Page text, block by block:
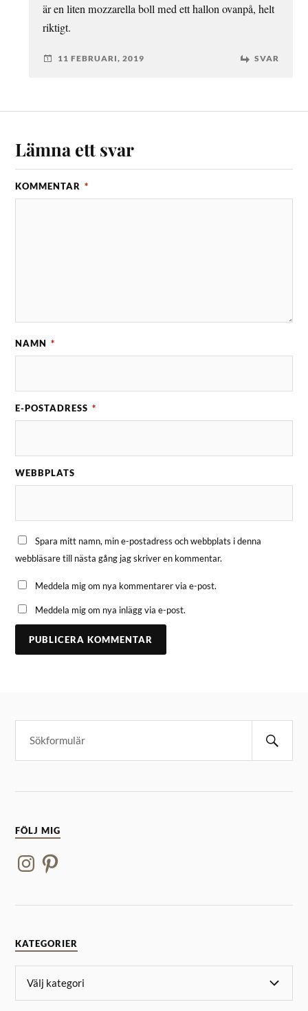
är en liten mozzarella boll med ett hallon ovanpå, helt
riktigt.
11 FEBRUARI, 2019 SVAR
Lämna ett svar
KOMMENTAR *
NAMN *
E-POSTADRESS *
WEBBPLATS
Spara mitt namn, min e-postadress och webbplats i denna
webbläsare till nästa gång jag skriver en kommentar.
Meddela mig om nya kommentarer via e-post.
Meddela mig om nya inlägg via e-post.
FÖLJ MIG
KATEGORIER